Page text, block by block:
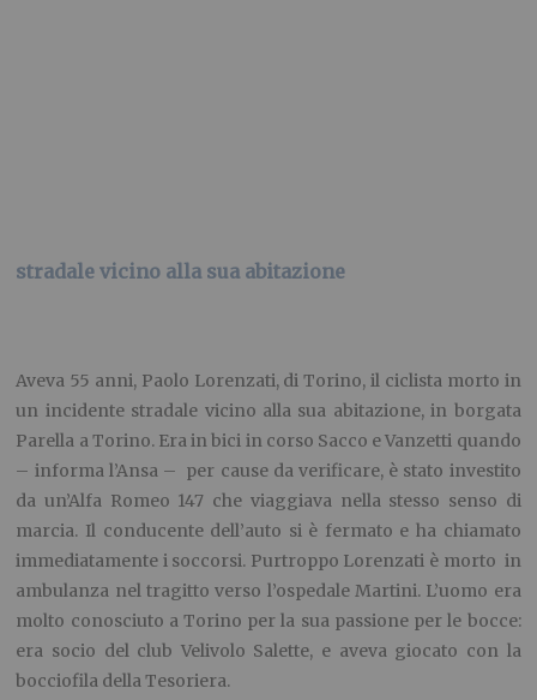
ambulanza nel tragitto verso l’ospedale Martini. L’uomo era
(Foto: il Torinese)
I film: "La corrispondenza",
Tornatore nelle sale di Torino
PUBBLICATO IL 22 GENNAIO 2016 CRONACA